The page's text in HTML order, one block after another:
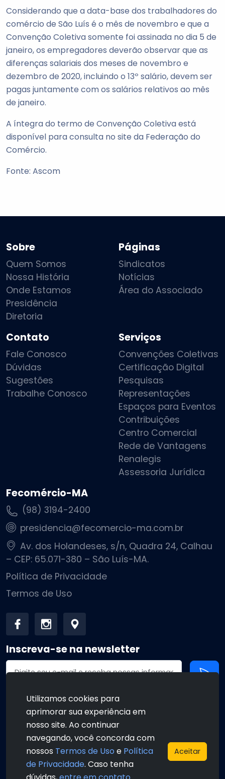
Considerando que a data-base dos trabalhadores do
comércio de São Luís é o mês de novembro e que a
Convenção Coletiva somente foi assinada no dia 5 de
janeiro, os empregadores deverão observar que as
diferenças salariais dos meses de novembro e
dezembro de 2020, incluindo o 13º salário, devem ser
pagas juntamente com os salários relativos ao mês
de janeiro.
A íntegra do termo de Convenção Coletiva está
disponível para consulta no site da Federação do
Comércio.
Fonte: Ascom
Sobre
Quem Somos
Nossa História
Onde Estamos
Presidência
Diretoria
Páginas
Sindicatos
Notícias
Área do Associado
Contato
Fale Conosco
Dúvidas
Sugestões
Trabalhe Conosco
Serviços
Convenções Coletivas
Certificação Digital
Pesquisas
Representações
Espaços para Eventos
Contribuições
Centro Comercial
Rede de Vantagens
Renalegis
Assessoria Jurídica
Fecomércio-MA
(98) 3194-2400
presidencia@fecomercio-ma.com.br
Av. dos Holandeses, s/n, Quadra 24, Calhau
– CEP: 65.071-380 – São Luís-MA.
Política de Privacidade
Termos de Uso
Inscreva-se na newsletter
Endereço de email
•
• •
Utilizamos cookies para
aprimorar sua experiência em
nosso site. Ao continuar
navegando, você concorda com
nossos Termos de Uso e Política
de Privacidade. Caso tenha
Aceitar